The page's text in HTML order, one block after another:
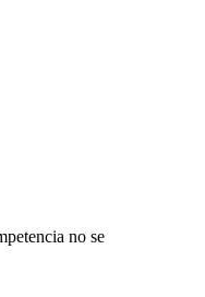
no se